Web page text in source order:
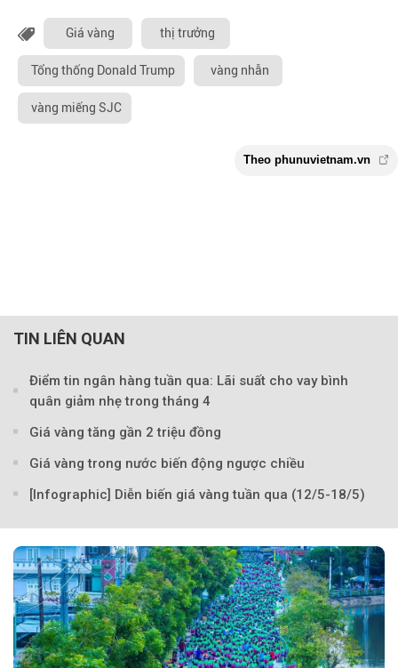
Giá vàng thị trưởng
Tổng thống Donald Trump vàng nhẫn
vàng miếng SJC
Theo
TIN LIÊN QUAN
Điểm tin ngân hàng tuần qua: Lãi suất cho vay bình
quân giảm nhẹ trong tháng 4
Giá vàng tăng gần 2 triệu đồng
Giá vàng trong nước biến động ngược chiều
[Infographic] Diễn biến giá vàng tuần qua (12/5-18/5)